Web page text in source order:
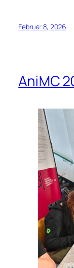
Februar 8, 2026
AniMC